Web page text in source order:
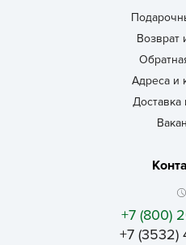
Возврат
Адреса и
Доставка
+7 (800)
+7 (3532)